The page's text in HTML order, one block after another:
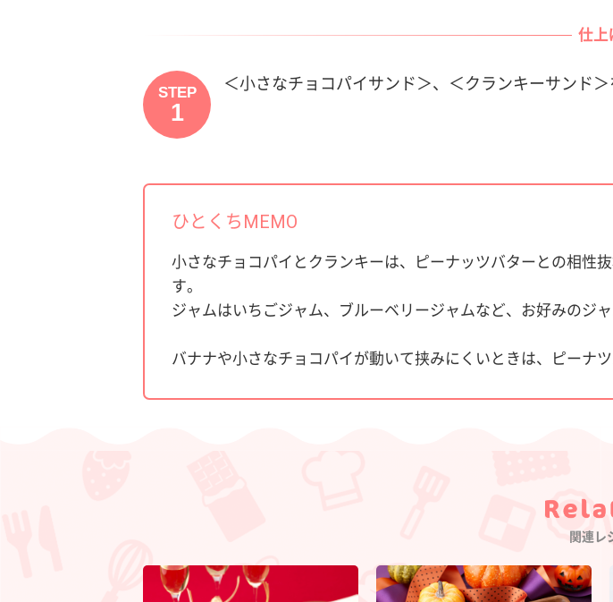
仕上
STEP
1
＜小さなチョコパイサンド＞、＜クランキーサンド
ひとくちMEMO
小さなチョコパイとクランキーは、ピーナッツバターとの相性
す。
ジャムはいちごジャム、ブルーベリージャムなど、お好みのジ
バナナや小さなチョコパイが動いて挟みにくいときは、ピーナ
関連レ